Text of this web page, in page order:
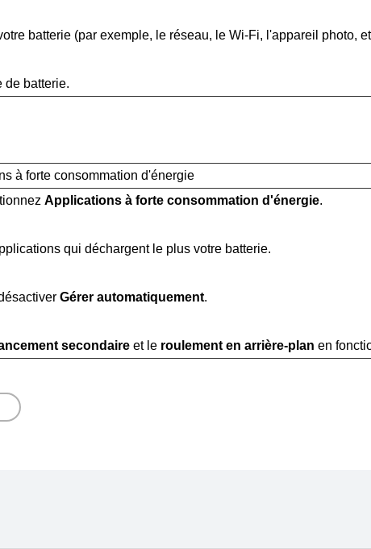
batterie (par exemple, le réseau, le Wi-Fi, l'appareil photo,
de batterie.
à forte consommation d'énergie
Applications à forte consommation d'énergie.
qui déchargent le plus votre batterie.
Gérer automatiquement.
secondaireet le roulement en arrière-plan en